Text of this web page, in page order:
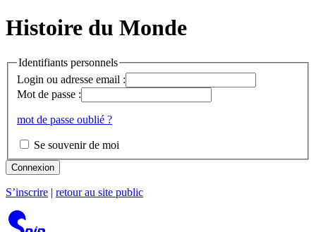
Histoire du Monde
Identifiants personnels
Login ou adresse email :
Mot de passe :
mot de passe oublié ?
Se souvenir de moi
Connexion
S’inscrire retour au site public